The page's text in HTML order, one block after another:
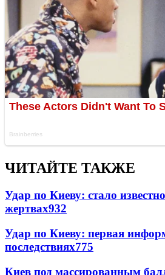
ЧИТАЙТЕ ТАКЖЕ
Удар по Киеву: стало
жертвах932
Удар по Киеву: первая
последствиях775
Киев под массированным